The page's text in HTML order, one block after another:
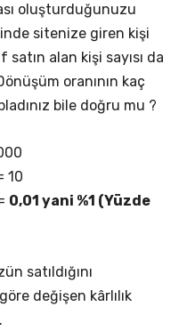
oluşturduğunuzu
sitenize giren kişi
satın alan kişi sayısı da
oranının kaç
bile doğru mu ?
10
0,01 yani %1 (Yüzde
satıldığını
değişen kârlılık